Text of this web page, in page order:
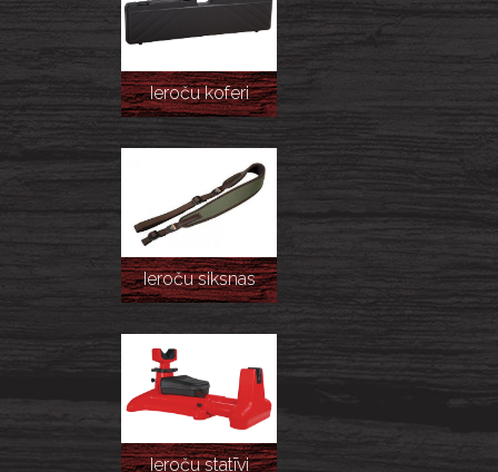
Ieroču koferi
Ieroču siksnas
Ieroču statīvi